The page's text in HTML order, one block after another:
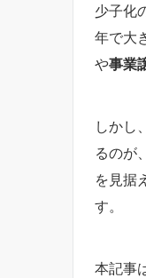
少子化
年で大
や事業
しかし
るのが
を見据
す。
本記事